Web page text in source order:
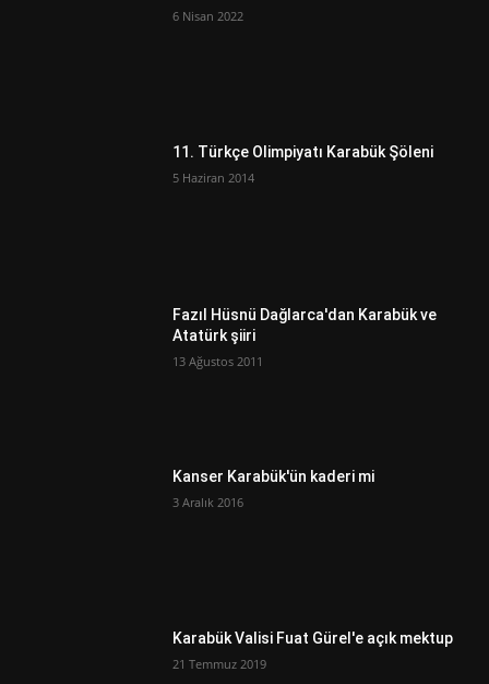
6 Nisan 2022
11. Türkçe Olimpiyatı Karabük Şöleni
5 Haziran 2014
Fazıl Hüsnü Dağlarca'dan Karabük ve
Atatürk şiiri
13 Ağustos 2011
Kanser Karabük'ün kaderi mi
3 Aralık 2016
Karabük Valisi Fuat Gürel'e açık mektup
21 Temmuz 2019